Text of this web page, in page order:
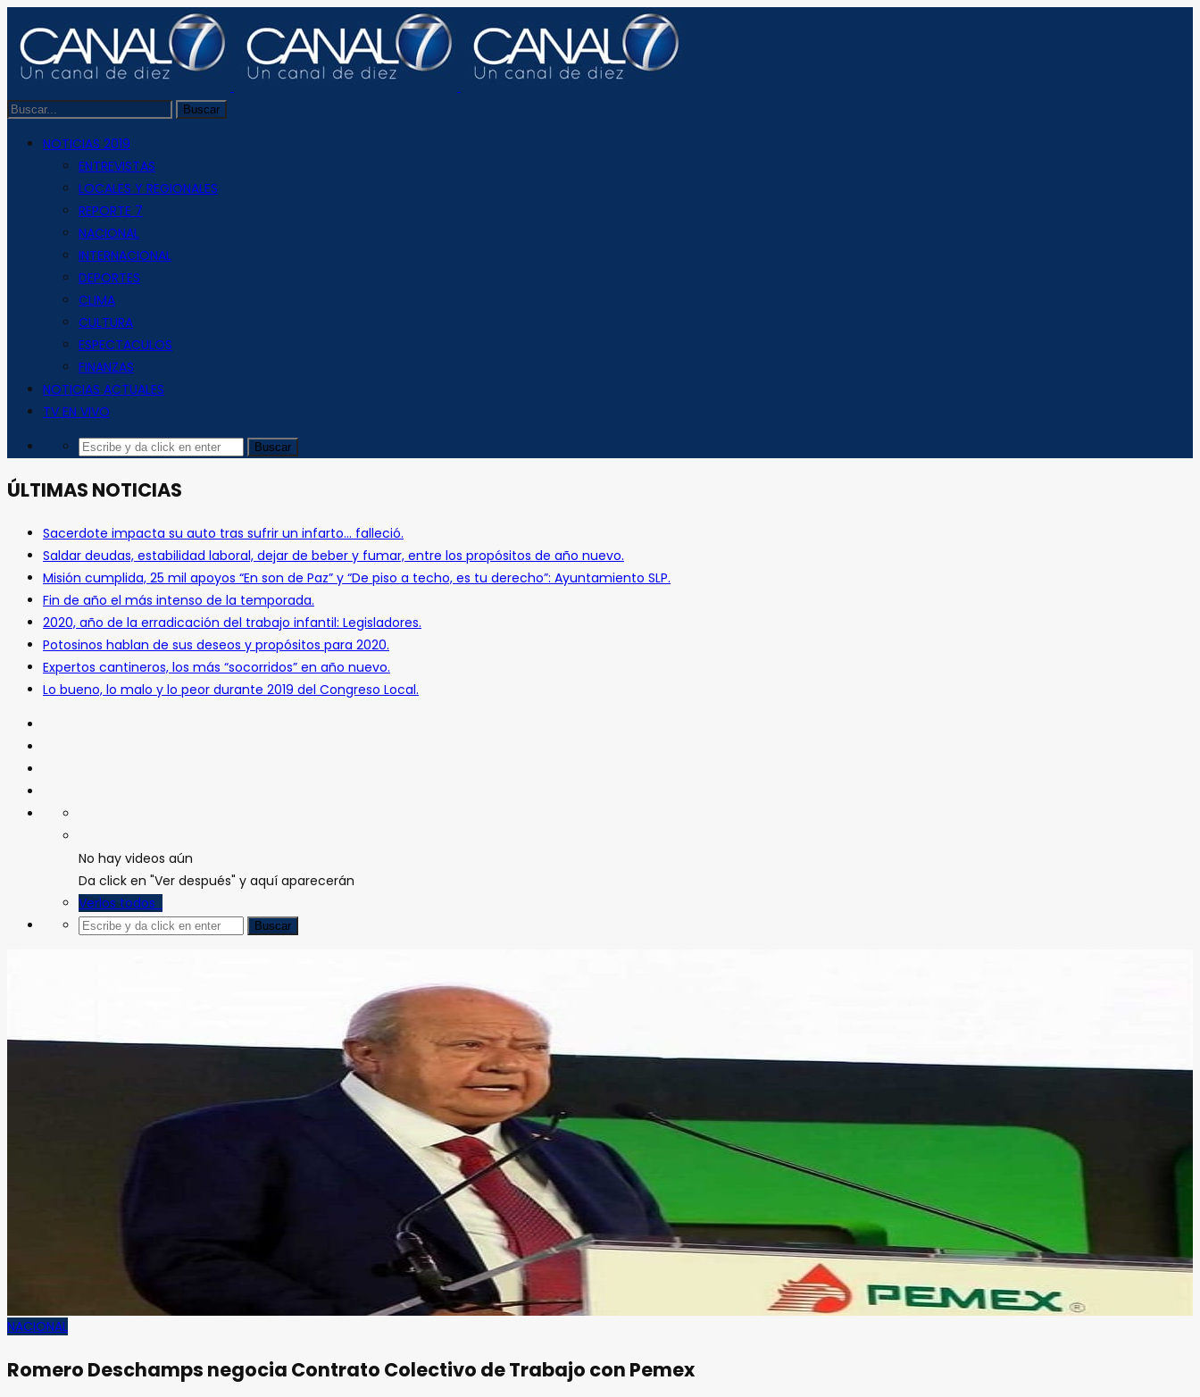
NOTICIAS 2019
ENTREVISTAS
LOCALES Y REGIONALES
REPORTE 7
NACIONAL
INTERNACIONAL
DEPORTES
CLIMA
CULTURA
ESPECTACULOS
FINANZAS
NOTICIAS ACTUALES
TV EN VIVO
ÚLTIMAS NOTICIAS
Sacerdote impacta su auto tras sufrir un infarto… falleció.
Saldar deudas, estabilidad laboral, dejar de beber y fumar, entre los propósitos de año nuevo.
Misión cumplida, 25 mil apoyos “En son de Paz” y “De piso a techo, es tu derecho”: Ayuntamiento SLP.
Fin de año el más intenso de la temporada.
2020, año de la erradicación del trabajo infantil: Legisladores.
Potosinos hablan de sus deseos y propósitos para 2020.
Expertos cantineros, los más “socorridos” en año nuevo.
Lo bueno, lo malo y lo peor durante 2019 del Congreso Local.
No hay videos aún
Da click en "Ver después" y aquí aparecerán
Verlos todos
NACIONAL
Romero Deschamps negocia Contrato Colectivo de Trabajo con Pemex